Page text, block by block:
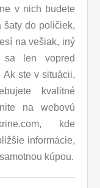
v nich budete
do poličiek,
na vešiak, iný
sa len vopred
Ak ste v situácii,
kvalitné
na webovú
kde
informácie,
kúpou.